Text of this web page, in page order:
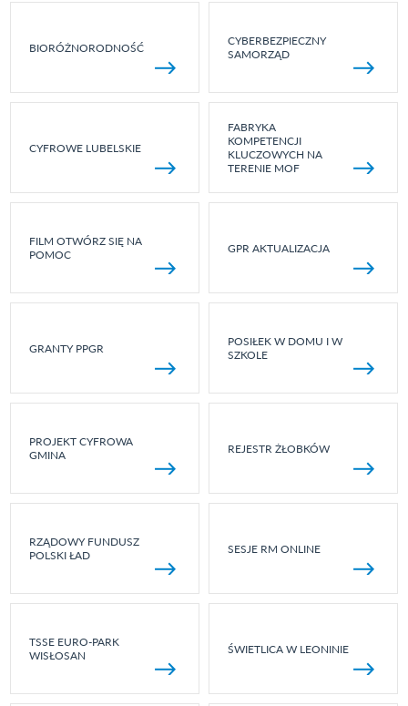
BIORÓŻNORODNOŚĆ
CYBERBEZPIECZNY
SAMORZĄD
CYFROWE LUBELSKIE
FABRYKA
KOMPETENCJI
KLUCZOWYCH NA
TERENIE MOF
FILM OTWÓRZ SIĘ NA
POMOC
GPR AKTUALIZACJA
GRANTY PPGR
POSIŁEK W DOMU I W
SZKOLE
PROJEKT CYFROWA
GMINA
REJESTR ŻŁOBKÓW
RZĄDOWY FUNDUSZ
POLSKI ŁAD
SESJE RM ONLINE
TSSE EURO-PARK
WISŁOSAN
ŚWIETLICA W LEONINIE